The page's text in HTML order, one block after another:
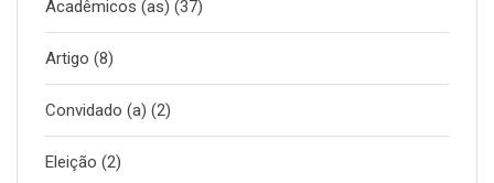
Acadêmicos (as) (37)
Artigo (8)
Convidado (a) (2)
Eleição (2)